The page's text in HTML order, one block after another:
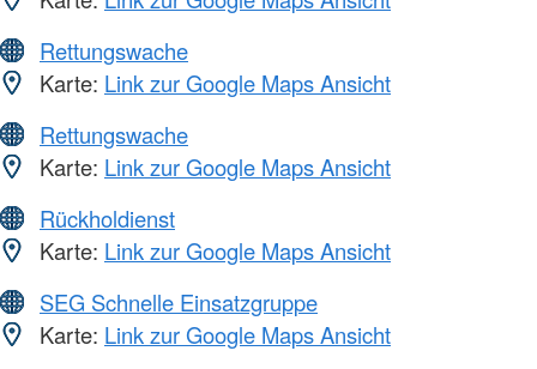
Rettungswache
Karte: Link zur Google Maps Ansicht
Rettungswache
Karte: Link zur Google Maps Ansicht
Rückholdienst
Karte: Link zur Google Maps Ansicht
SEG Schnelle Einsatzgruppe
Karte: Link zur Google Maps Ansicht